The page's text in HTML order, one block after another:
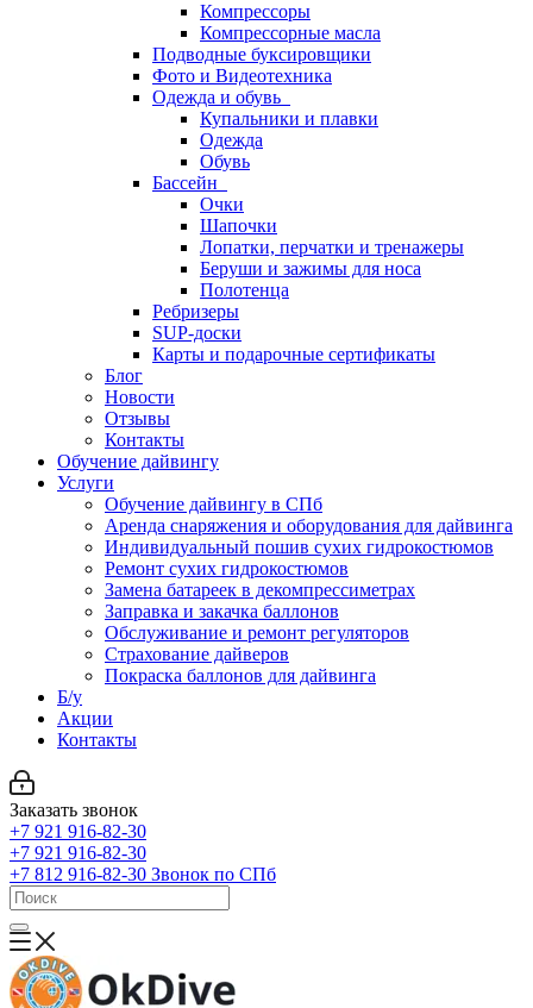
Компрессоры
Компрессорные масла
Подводные буксировщики
Фото и Видеотехника
Одежда и обувь
Купальники и плавки
Одежда
Обувь
Бассейн
Очки
Шапочки
Лопатки, перчатки и тренажеры
Беруши и зажимы для носа
Полотенца
Ребризеры
SUP-доски
Карты и подарочные сертификаты
Блог
Новости
Отзывы
Контакты
Обучение дайвингу
Услуги
Обучение дайвингу в СПб
Аренда снаряжения и оборудования для дайвинга
Индивидуальный пошив сухих гидрокостюмов
Ремонт сухих гидрокостюмов
Замена батареек в декомпрессиметрах
Заправка и закачка баллонов
Обслуживание и ремонт регуляторов
Страхование дайверов
Покраска баллонов для дайвинга
Б/у
Акции
Контакты
Заказать звонок
+7 921 916-82-30
+7 921 916-82-30
+7 812 916-82-30 Звонок по СПб